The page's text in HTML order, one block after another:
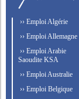
›› Emploi Algérie
›› Emploi Allemagne
›› Emploi Arabie
Saoudite KSA
›› Emploi Australie
›› Emploi Belgique